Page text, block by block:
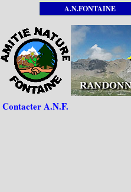
A.N.FONTAINE
Contacter A.N.F.